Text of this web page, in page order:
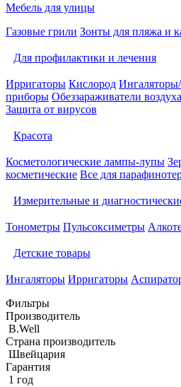
Мебель для улицы
Газовые грили Зонты для пляжа и
Для профилактики и лечения
Ирригаторы Кислород
приборы Обеззараживатели воздуха
Защита от вирусов
Красота
Косметологические лампы-лупы
косметические Все для
Измерительные и
Тонометры Пульсоксиметры
Детские товары
Ингаляторы Ирригаторы
Фильтры
Производитель
B.Well
Страна производитель
Швейцария
Гарантия
1 год